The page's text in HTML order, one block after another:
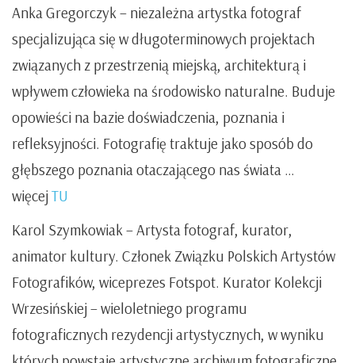
Anka Gregorczyk – niezależna artystka fotograf
specjalizująca się w długoterminowych projektach
związanych z przestrzenią miejską, architekturą i
wpływem człowieka na środowisko naturalne. Buduje
opowieści na bazie doświadczenia, poznania i
refleksyjności. Fotografię traktuje jako sposób do
głębszego poznania otaczającego nas świata …
więcejTU
Karol Szymkowiak – Artysta fotograf, kurator,
animator kultury. Członek Związku Polskich Artystów
Fotografików, wiceprezes Fotspot. Kurator Kolekcji
Wrzesińskiej – wieloletniego programu
fotograficznych rezydencji artystycznych, w wyniku